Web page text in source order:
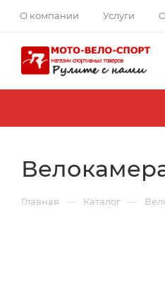
О компании Услуги
Главная — Каталог —